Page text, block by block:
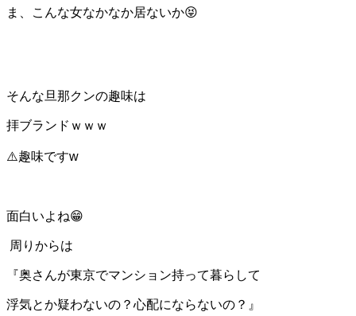
ま、こんな女なかなか居ないか😝
そんな旦那クンの趣味は
拝ブランドｗｗｗ
⚠️趣味ですw
面白いよね😁
周りからは
『奥さんが東京でマンション持って暮らして
浮気とか疑わないの？心配にならないの？』